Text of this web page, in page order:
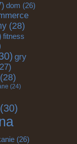
dom (26)
(28)
fitness
gry
(28)
(24)
(30)
(26)